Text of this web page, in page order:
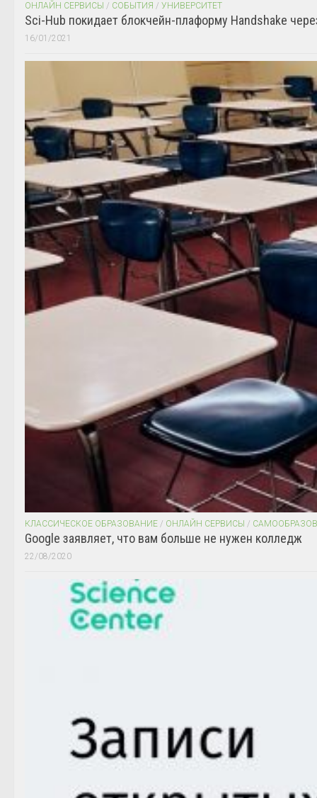
ОНЛАЙН СЕРВИСЫ / СОБЫТИЯ / УНИВЕРСИТЕТ
Sci-Hub покидает блокчейн-плаформу Handshake
16/01/2021
КЛАССИЧЕСКОЕ ОБРАЗОВАНИЕ / ОНЛАЙН СЕРВИСЫ /
Google заявляет, что вам больше не нужен колледж
22/08/2020